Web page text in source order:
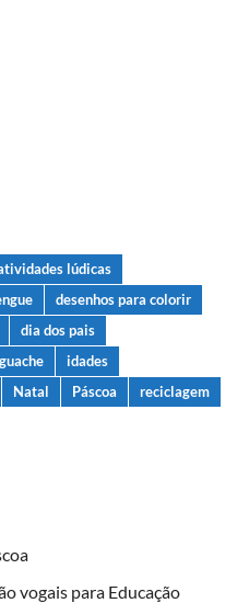
lúdicas
desenhos para colorir
dia dos pais
guache
idades
Natal Páscoa
reciclagem
vogais para Educação